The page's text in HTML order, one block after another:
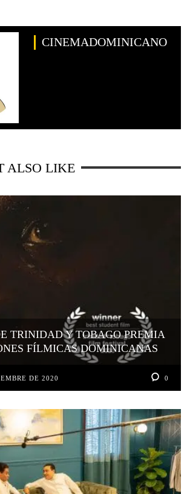
CINEMADOMINICANO
ALSO LIKE
TRINIDAD Y TOBAGO PREMIA
FÍLMICAS DOMINICANAS
DE 2020 0